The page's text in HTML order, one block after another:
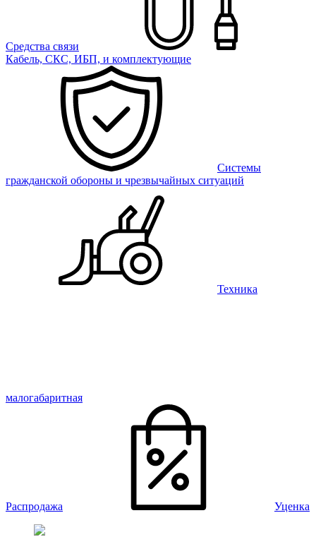
Средства связи
Кабель, СКС, ИБП, и комплектующие
Системы
гражданской обороны и чрезвычайных ситуаций
Техника
малогабаритная
Распродажа Уценка